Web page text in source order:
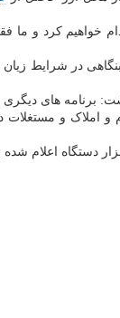
خواهیم کرد و ما
در شرایط
های دیگری
و مستغلات